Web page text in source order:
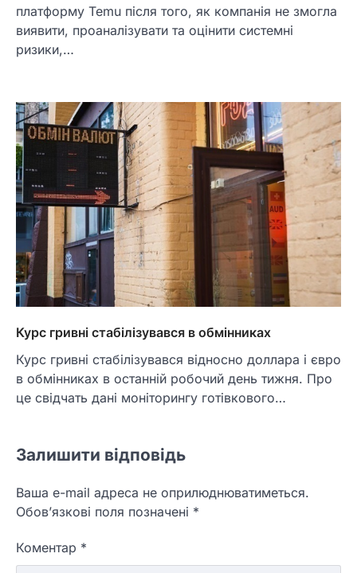
платформу Temu після того, як компанія не змогла
виявити, проаналізувати та оцінити системні
ризики,…
Курс гривні стабілізувався в обмінниках
Курс гривні стабілізувався відносно доллара і євро
в обмінниках в останній робочий день тижня. Про
це свідчать дані моніторингу готівкового…
Залишити відповідь
Ваша e-mail адреса не оприлюднюватиметься.
Обов’язкові поля позначені *
Коментар *